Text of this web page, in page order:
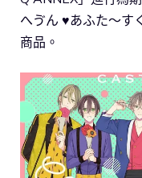
へゔん ♥あふた～す
商品。